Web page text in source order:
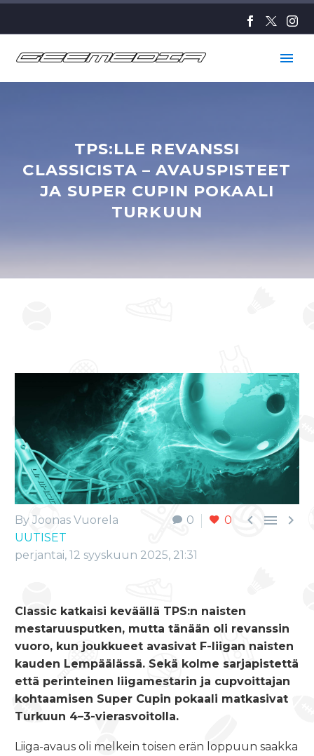
TPS:LLE REVANSSI
CLASSICISTA – AVAUSPISTEET
JA SUPER CUPIN POKAALI
TURKUUN
0 0   
By Joonas Vuorela
UUTISET
perjantai, 12 syyskuun 2025, 21:31
Classic katkaisi keväällä TPS:n naisten
mestaruusputken, mutta tänään oli revanssin
vuoro, kun joukkueet avasivat F-liigan naisten
kauden Lempäälässä. Sekä kolme sarjapistettä
että perinteinen liigamestarin ja cupvoittajan
kohtaamisen Super Cupin pokaali matkasivat
Turkuun 4–3-vierasvoitolla.
Liiga-avaus oli melkein toisen erän loppuun saakka